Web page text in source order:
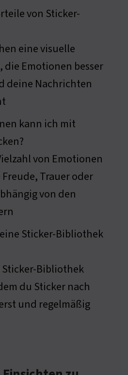
von Sticker-
eine visuelle
Emotionen besser
deine Nachrichten
kann ich mit
von Emotionen
Trauer oder
von den
Sticker-Bibliothek
Bibliothek
du Sticker nach
und regelmäßig